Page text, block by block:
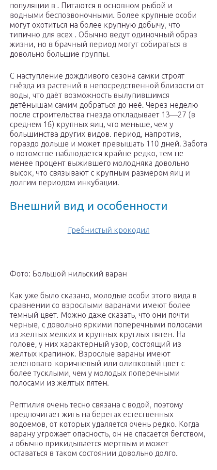
популяции в . Питаются в основном рыбой и
водными беспозвоночными. Более крупные особи
могут охотиться на более крупную добычу, что
типично для всех . Обычно ведут одиночный образ
жизни, но в брачный период могут собираться в
довольно большие группы.
С наступление дождливого сезона самки строят
гнёзда из растений в непосредственной близости от
воды, что даёт возможность вылупившимся
детёнышам самим добраться до неё. Через неделю
после строительства гнезда откладывает 13—27 (в
среднем 16) крупных яиц, что меньше, чем у
большинства других видов. период, напротив,
гораздо дольше и может превышать 110 дней. Забота
о потомстве наблюдается крайне редко, тем не
менее процент выжившего молодняка довольно
высок, что связывают с крупным размером яиц и
долгим периодом инкубации.
Внешний вид и особенности
Гребнистый крокодил
Фото: Большой нильский варан
Как уже было сказано, молодые особи этого вида в
сравнении со взрослыми варанами имеют более
темный цвет. Можно даже сказать, что они почти
черные, с довольно яркими поперечными полосами
из желтых мелких и крупных круглых пятен. На
голове, у них характерный узор, состоящий из
желтых крапинок. Взрослые вараны имеют
зеленовато-коричневый или оливковый цвет с
более тусклыми, чем у молодых поперечными
полосами из желтых пятен.
Рептилия очень тесно связана с водой, поэтому
предпочитает жить на берегах естественных
водоемов, от которых удаляется очень редко. Когда
варану угрожает опасность, он не спасается бегством,
а обычно прикидывается мертвым и может
оставаться в таком состоянии довольно долго.